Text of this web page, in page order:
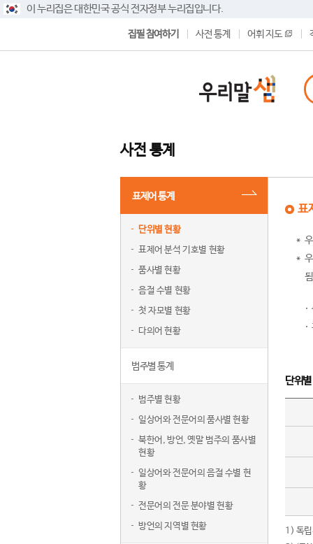
이 누리집은 대한민국 공식 전자정부 누리집입니다.
집필 참여하기 사전 통계 어휘 지도
사전 통계
표제어 통계
단위별 현황
표제어 분석 기호별 현황
품사별 현황
음절 수별 현황
첫 자모별 현황
다의어 현황
범주별 통계
범주별 현황
일상어와 전문어의 품사별 현황
북한어, 방언, 옛말 범주의 품사별
현황
일상어와 전문어의 음절 수별 현
황
전문어의 전문 분야별 현황
방언의 지역별 현황
표
단위
1) 독립